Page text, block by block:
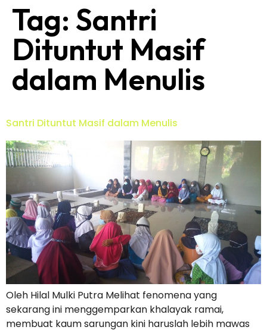
Tag: Santri
Dituntut Masif
dalam Menulis
Santri Dituntut Masif dalam Menulis
Oleh Hilal Mulki Putra Melihat fenomena yang
sekarang ini menggemparkan khalayak ramai,
membuat kaum sarungan kini haruslah lebih mawas